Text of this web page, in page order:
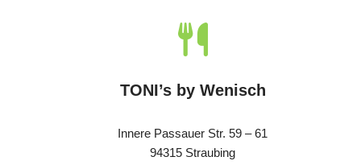
TONI’s by Wenisch
Innere Passauer Str. 59 – 61
94315 Straubing